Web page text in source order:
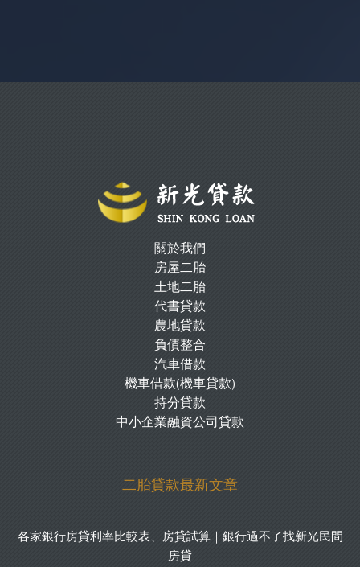
關於我們
房屋二胎
土地二胎
代書貸款
農地貸款
負債整合
汽車借款
機車借款(機車貸款)
持分貸款
中小企業融資公司貸款
二胎貸款最新文章
各家銀行房貸利率比較表、房貸試算｜銀行過不了找新光民間
房貸